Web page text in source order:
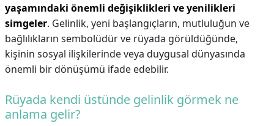
yaşamındaki önemli değişiklikleri ve yenilikleri
simgeler. Gelinlik, yeni başlangıçların, mutluluğun ve
bağlılıkların sembolüdür ve rüyada görüldüğünde,
kişinin sosyal ilişkilerinde veya duygusal dünyasında
önemli bir dönüşümü ifade edebilir.
Rüyada kendi üstünde gelinlik görmek ne
anlama gelir?